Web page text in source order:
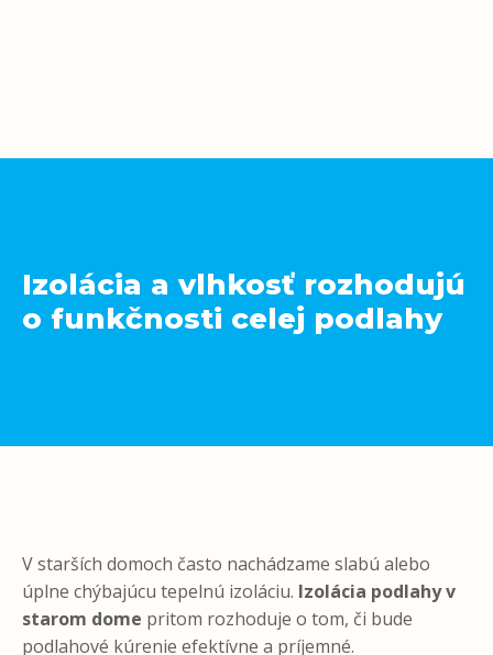
Izolácia a vlhkosť rozhodujú
o funkčnosti celej podlahy
V starších domoch často nachádzame slabú alebo
úplne chýbajúcu tepelnú izoláciu. Izolácia podlahy v
starom dome pritom rozhoduje o tom, či bude
podlahové kúrenie efektívne a príjemné.